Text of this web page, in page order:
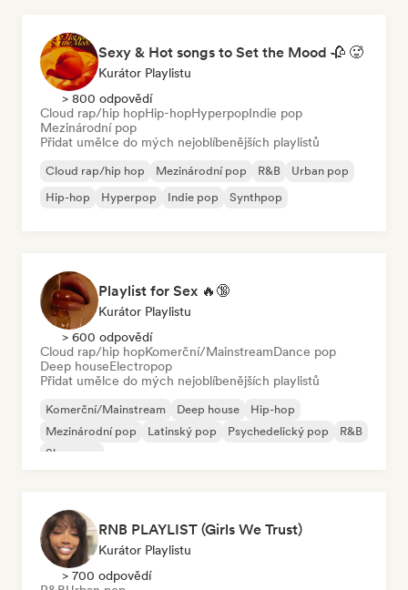
Sexy & Hot songs to Set the Mood 🥀 🥵
Kurátor Playlistu
> 800 odpovědí
Cloud rap/hip hopHip-hopHyperpopIndie pop
Mezinárodní pop
Přidat umělce do mých nejoblíbenějších playlistů
Cloud rap/hip hop Mezinárodní pop R&B
Urban pop
Hip-hop
Hyperpop Indie pop Synthpop
Playlist for Sex 🔥🔞
Kurátor Playlistu
> 600 odpovědí
Cloud rap/hip hopKomerční/MainstreamDance pop
Deep houseElectropop
Přidat umělce do mých nejoblíbenějších playlistů
Komerční/Mainstream Deep house
Hip-hop
Mezinárodní pop
Latinský pop Psychedelický pop
R&B
Shoegaze
RNB PLAYLIST (Girls We Trust)
Kurátor Playlistu
> 700 odpovědí